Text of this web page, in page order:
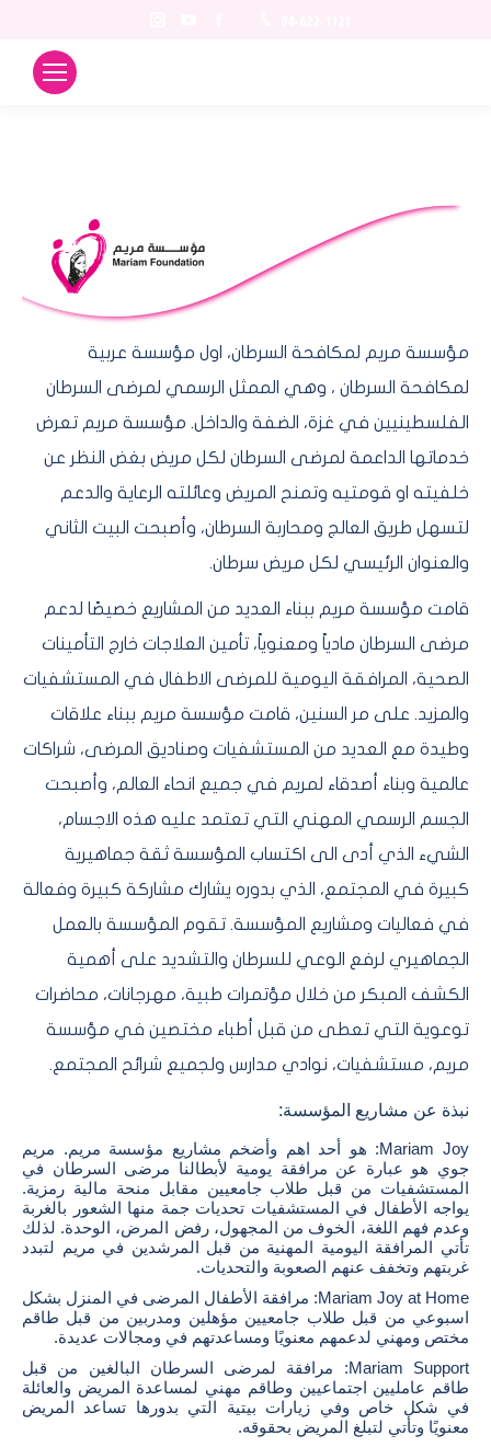
مؤسسة مريم لمكافحة السرطان، اول مؤسسة عربية
لمكافحة السرطان ، وهي الممثل الرسمي لمرضى السرطان
الفلسطينيين في غزة، الضفة والداخل. مؤسسة مريم تعرض
خدماتها الداعمة لمرضى السرطان لكل مريض بغض النظر عن
خلفيته او قومتيه وتمنح المريض وعائلته الرعاية والدعم
لتسهل طريق العالج ومحاربة السرطان، وأصبحت البيت الثاني
والعنوان الرئيسي لكل مريض سرطان.
قامت مؤسسة مريم ببناء العديد من المشاريع خصيصًا لدعم
مرضى السرطان مادياً ومعنوياً، تأمين العلاجات خارج التأمينات
الصحية، المرافقة اليومية للمرضى الاطفال في المستشفيات
والمزيد. على مر السنين، قامت مؤسسة مريم ببناء علاقات
وطيدة مع العديد من المستشفيات وصناديق المرضى، شراكات
عالمية وبناء أصدقاء لمريم في جميع انحاء العالم، وأصبحت
الجسم الرسمي المهني التي تعتمد عليه هذه الاجسام،
الشيء الذي أدى الى اكتساب المؤسسة ثقة جماهيرية
كبيرة في المجتمع، الذي بدوره يشارك مشاركة كبيرة وفعالة
في فعاليات ومشاريع المؤسسة. تقوم المؤسسة بالعمل
الجماهيري لرفع الوعي للسرطان والتشديد على أهمية
الكشف المبكر من خلال مؤتمرات طبية، مهرجانات، محاضرات
توعوية التي تعطى من قبل أطباء مختصين في مؤسسة
مريم، مستشفيات، نوادي مدارس ولجميع شرائح المجتمع.
نبذة عن مشاريع المؤسسة:
Mariam Joy: هو أحد اهم وأضخم مشاريع مؤسسة مريم. مريم
جوي هو عبارة عن مرافقة يومية لأبطالنا مرضى السرطان في
المستشفيات من قبل طلاب جامعيين مقابل منحة مالية رمزية.
يواجه الأطفال في المستشفيات تحديات جمة منها الشعور بالغربة
وعدم فهم اللغة، الخوف من المجهول، رفض المرض، الوحدة. لذلك
تأتي المرافقة اليومية المهنية من قبل المرشدين في مريم لتبدد
غربتهم وتخفف عنهم الصعوبة والتحديات.
Mariam Joy at Home: مرافقة الأطفال المرضى في المنزل بشكل
اسبوعي من قبل طلاب جامعيين مؤهلين ومدربين من قبل طاقم
مختص ومهني لدعمهم معنويًا ومساعدتهم في ومجالات عديدة.
Mariam Support: مرافقة لمرضى السرطان البالغين من قبل
طاقم عامليين اجتماعيين وطاقم مهني لمساعدة المريض والعائلة
في شكل خاص وفي زيارات بيتية التي بدورها تساعد المريض
معنويًا وتأتي لتبلغ المريض بحقوقه.